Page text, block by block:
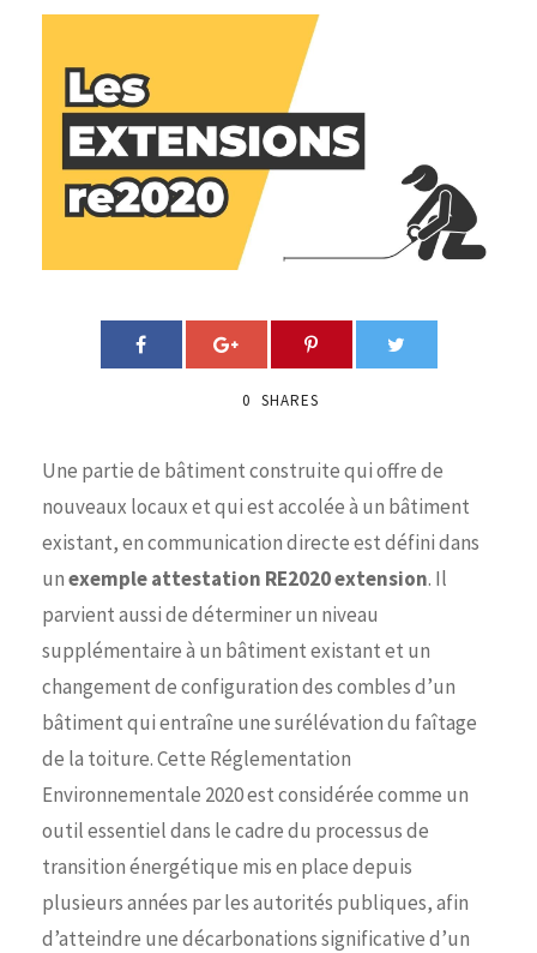
0 SHARES
Une partie de bâtiment construite qui offre de
nouveaux locaux et qui est accolée à un bâtiment
existant, en communication directe est défini dans
unexemple attestation RE2020 extension. Il
parvient aussi de déterminer un niveau
supplémentaire à un bâtiment existant et un
changement de configuration des combles d’un
bâtiment qui entraîne une surélévation du faîtage
de la toiture. Cette Réglementation
Environnementale 2020 est considérée comme un
outil essentiel dans le cadre du processus de
transition énergétique mis en place depuis
plusieurs années par les autorités publiques, afin
d’atteindre une décarbonations significative d’un